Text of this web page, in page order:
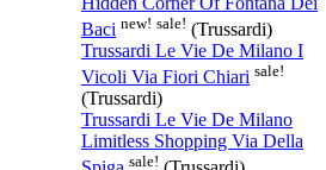
Baci new! sale! (Trussardi)
Trussardi Le Vie De Milano I
Vicoli Via Fiori Chiari sale!
(Trussardi)
Trussardi Le Vie De Milano
Limitless Shopping Via Della
sale!